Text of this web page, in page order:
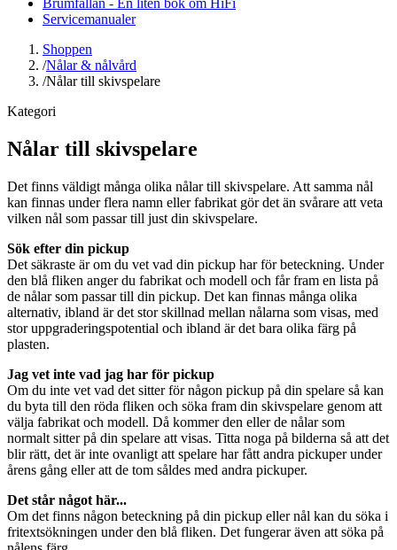
Servicemanualer
Shoppen
/Nålar & nålvård
/Nålar till skivspelare
Kategori
Nålar till skivspelare
Det finns väldigt många olika nålar till skivspelare. Att samma nål
kan finnas under flera namn eller fabrikat gör det än svårare att veta
vilken nål som passar till just din skivspelare.
Sök efter din pickup
Det säkraste är om du vet vad din pickup har för beteckning. Under
den blå fliken anger du fabrikat och modell och får fram en lista på
de nålar som passar till din pickup. Det kan finnas många olika
alternativ, ibland är det stor skillnad mellan nålarna som visas, med
stor uppgraderingspotential och ibland är det bara olika färg på
plasten.
Jag vet inte vad jag har för pickup
Om du inte vet vad det sitter för någon pickup på din spelare så kan
du byta till den röda fliken och söka fram din skivspelare genom att
välja fabrikat och modell. Då kommer den eller de nålar som
normalt sitter på din spelare att visas. Titta noga på bilderna så att det
blir rätt, det är inte ovanligt att spelare har fått andra pickuper under
årens gång eller att de tom såldes med andra pickuper.
Det står något här...
Om det finns någon beteckning på din pickup eller nål kan du söka i
fritextsökningen under den blå fliken. Det fungerar även att söka på